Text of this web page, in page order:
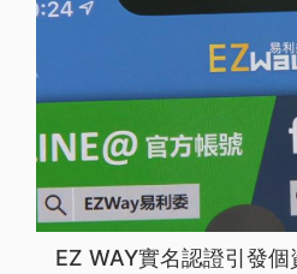
EZ WAY實名認證引發